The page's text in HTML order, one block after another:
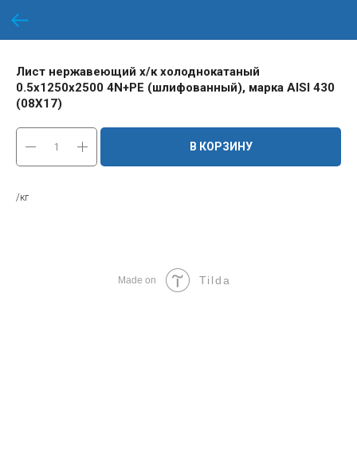
Лист нержавеющий х/к холоднокатаный
0.5х1250х2500 4N+PE (шлифованный), марка AISI 430
(08Х17)
В КОРЗИНУ
/кг
Made on Tilda